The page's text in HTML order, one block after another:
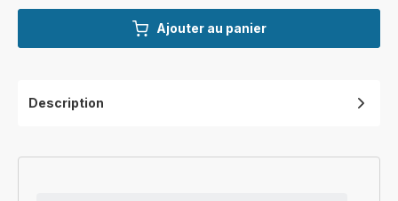
Ajouter au panier
Description